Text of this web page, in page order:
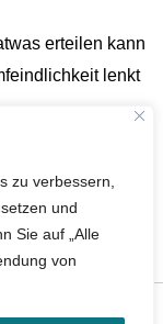
zu verbessern,
und
Sie auf „Alle
von
erteilen kann
lenkt
Schwelle für
eine neue